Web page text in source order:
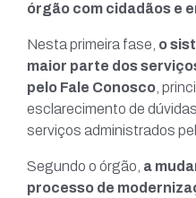
órgão com cidadãos e
Nesta primeira fase, o
maior parte dos
pelo Fale Conosco ,
esclarecimento de
serviços administrados
Segundo o órgão, a
processo de